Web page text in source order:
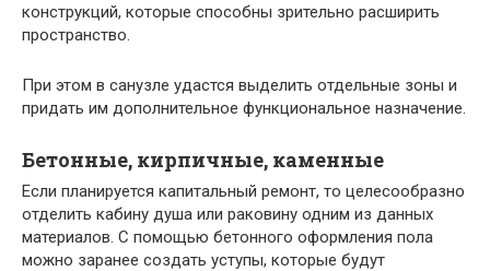
конструкций, которые способны зрительно расширить
пространство.
При этом в санузле удастся выделить отдельные зоны и
придать им дополнительное функциональное назначение.
Бетонные, кирпичные, каменные
Если планируется капитальный ремонт, то целесообразно
отделить кабину душа или раковину одним из данных
материалов. С помощью бетонного оформления пола
можно заранее создать уступы, которые будут